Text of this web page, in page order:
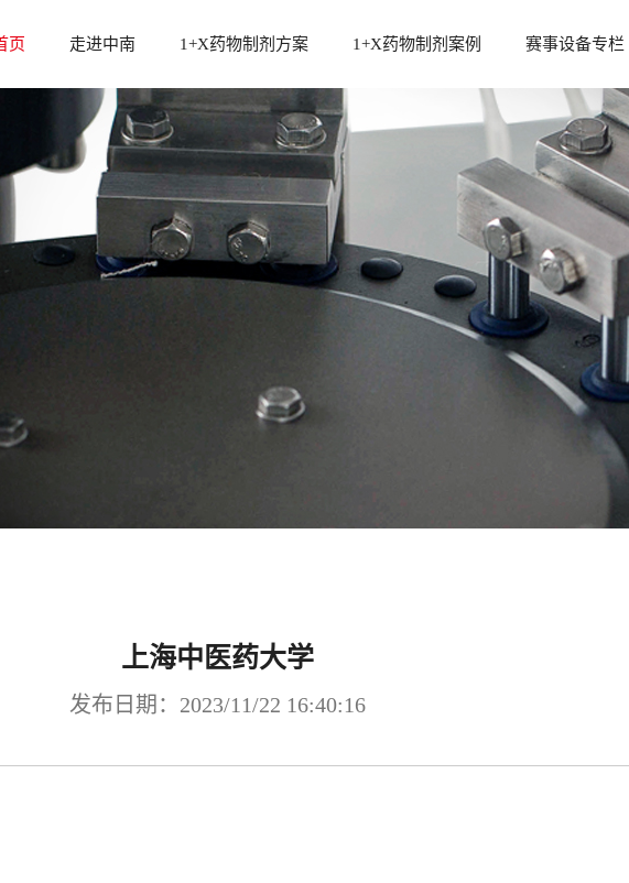
页 走进中南
中南介绍
发展历程
资质荣誉
中南制药机械厂总部座落在长沙市国家高
新技术产业区，是获得国家创新基金支持
1+X药物制剂方案
1+x方案设计及标准配置
1+x固体制剂设备方案
1+x液体制剂设备方案
后段整体包装设备
冻干粉针剂生产线
辅助设备
中南药机提供的“1+X”药物制剂设备方
案，包含固体制剂设备方案、液体制剂设
备方案，均可满足“1+X”药物制剂设备要
1+X药物制剂案例 赛事设备专栏
参与赛事
赛事资料
赛事设备
赛事资讯
赛事合作
上海中医药大学
发布日期：2023/11/22 16:40:16